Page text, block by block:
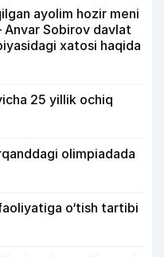
ayolim hozir meni
Sobirov davlat
xatosi haqida
25 yillik ochiq
olimpiadada
o‘tish tartibi